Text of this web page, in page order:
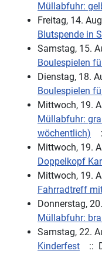
Müllabfuhr:
Freitag, 14.
Blutspende in
Samstag, 15.
Boulespielen
Dienstag, 18.
Boulespielen
Mittwoch, 19.
Müllabfuhr:
wöchentlich)
Mittwoch, 19.
Doppelkopf
Mittwoch, 19.
Fahrradtreff
Donnerstag,
Müllabfuhr:
Samstag, 22.
Kinderfest
::